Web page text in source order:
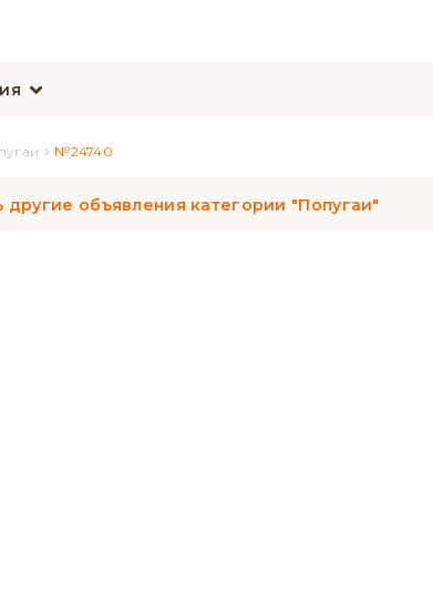
› №24740
другие объявления категории "Попугаи"